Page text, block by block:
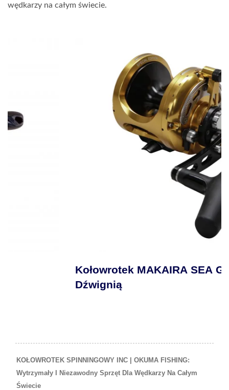
wędkarzy na całym świecie.
Kołowrotek MAKAIRA SEA GOLD Z
KOŁOWROTEK SPINNINGOWY INC | OKUMA FISHING:
Wytrzymały I Niezawodny Sprzęt Dla Wędkarzy Na Całym
Świecie